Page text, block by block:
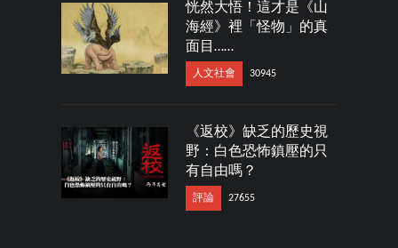
恍然大悟！這才是《山
海經》裡「怪物」的真
面目……
人文社會 30945
《返校》缺乏的歷史視
野：白色恐怖鎮壓的只
有自由嗎？
評論 27655